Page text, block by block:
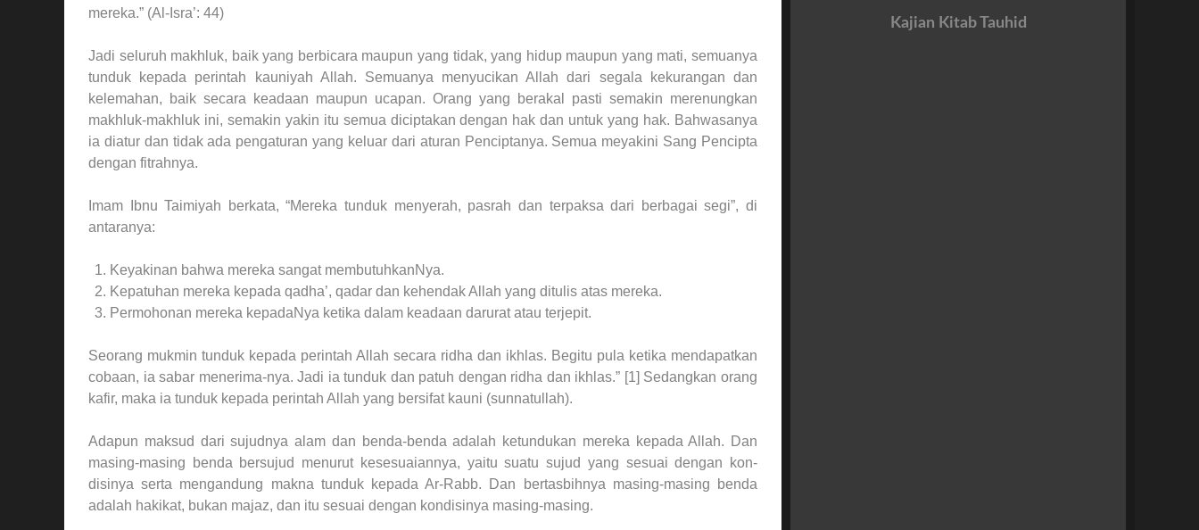
mereka.” (Al-Isra’: 44)
Jadi seluruh makhluk, baik yang berbicara maupun yang tidak, yang hidup maupun yang mati, semuanya
tunduk kepada perintah kauniyah Allah. Semuanya menyucikan Allah dari segala kekurangan dan
kelemahan, baik secara keadaan maupun ucapan. Orang yang berakal pasti semakin merenungkan
makhluk-makhluk ini, semakin yakin itu semua diciptakan dengan hak dan untuk yang hak. Bahwasanya
ia diatur dan tidak ada pengaturan yang keluar dari aturan Penciptanya. Semua meyakini Sang Pencipta
dengan fitrahnya.
Imam Ibnu Taimiyah berkata, “Mereka tunduk menyerah, pasrah dan terpaksa dari berbagai segi”, di
antaranya:
Keyakinan bahwa mereka sangat membutuhkanNya.
Kepatuhan mereka kepada qadha’, qadar dan kehendak Allah yang ditulis atas mereka.
Permohonan mereka kepadaNya ketika dalam keadaan darurat atau terjepit.
Seorang mukmin tunduk kepada perintah Allah secara ridha dan ikhlas. Begitu pula ketika mendapatkan
cobaan, ia sabar menerima-nya. Jadi ia tunduk dan patuh dengan ridha dan ikhlas.” [1] Sedangkan orang
kafir, maka ia tunduk kepada perintah Allah yang bersifat kauni (sunnatullah).
Adapun maksud dari sujudnya alam dan benda-benda adalah ketundukan mereka kepada Allah. Dan
masing-masing benda bersujud menurut kesesuaiannya, yaitu suatu sujud yang sesuai dengan kon­
disinya serta mengandung makna tunduk kepada Ar-Rabb. Dan ber­tasbihnya masing-masing benda
adalah hakikat, bukan majaz, dan itu sesuai dengan kondisinya masing-masing.
Kajian Kitab Tauhid